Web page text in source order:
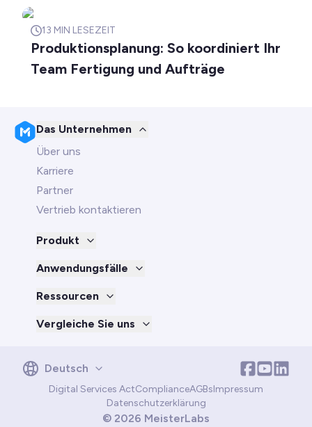
13 MIN LESEZEIT
Produktionsplanung: So koordiniert Ihr
Team Fertigung und Aufträge
Das Unternehmen
Über uns
Karriere
Partner
Vertrieb kontaktieren
Produkt
Anwendungsfälle
Ressourcen
Vergleiche Sie uns
Deutsch
English
Deutsch
Português
Digital Services ActComplianceAGBsImpressum
Datenschutzerklärung
© 2026 MeisterLabs